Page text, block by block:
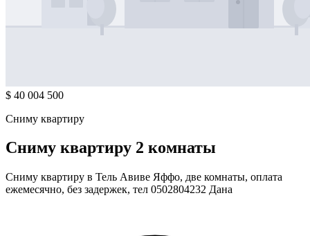
$ 40 004 500
Сниму квартиру
Сниму квартиру 2 комнаты
Сниму квартиру в Тель Авиве Яффо, две комнаты, оплата
ежемесячно, без задержек, тел 0502804232 Дана